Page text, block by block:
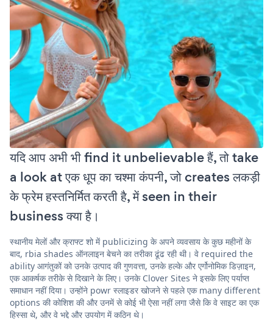
यदि आप अभी भी find it unbelievable हैं, तो take
a look at एक धूप का चश्मा कंपनी, जो creates लकड़ी
के फ्रेम हस्तनिर्मित करती है, में seen in their
business क्या है।
स्थानीय मेलों और क्राफ्ट शो में publicizing के अपने व्यवसाय के कुछ महीनों के
बाद, rbia shades ऑनलाइन बेचने का तरीका ढूंढ रही थी। वे required the
ability आगंतुकों को उनके उत्पाद की गुणवत्ता, उनके हल्के और एर्गोनोमिक डिज़ाइन,
एक आकर्षक तरीके से दिखाने के लिए। उनके Clover Sites ने इसके लिए पर्याप्त
समाधान नहीं दिया। उन्होंने powr स्लाइडर खोजने से पहले एक many different
options की कोशिश की और उनमें से कोई भी ऐसा नहीं लगा जैसे कि वे साइट का एक
हिस्सा थे, और वे भद्दे और उपयोग में कठिन थे।